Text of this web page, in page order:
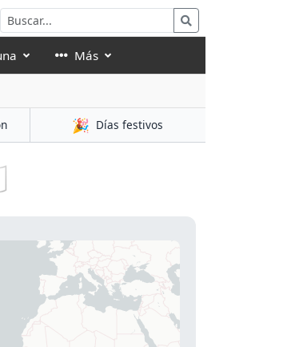
Más
🎉 Días festivos